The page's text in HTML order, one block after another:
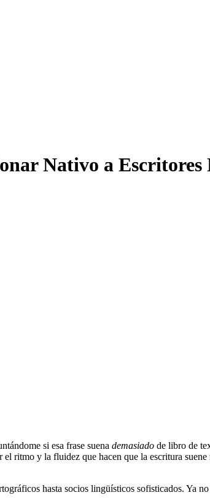
Nativo a Escritores
si esa frase suena demasiado de libro de
ritmo y la fluidez que hacen que la escritura
hasta socios lingüísticos sofisticados. Ya